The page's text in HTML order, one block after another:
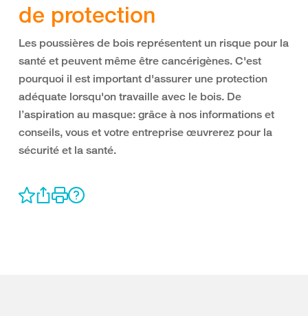
de protection
Les poussières de bois représentent un risque pour la
santé et peuvent même être cancérigènes. C'est
pourquoi il est important d'assurer une protection
adéquate lorsqu'on travaille avec le bois. De
l’aspiration au masque: grâce à nos informations et
conseils, vous et votre entreprise œuvrerez pour la
sécurité et la santé.